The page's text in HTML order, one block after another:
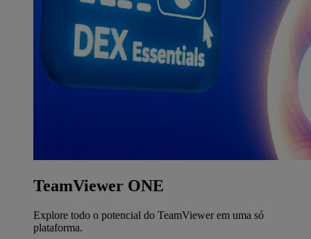
TeamViewer ONE
Explore todo o potencial do TeamViewer em uma só
plataforma.